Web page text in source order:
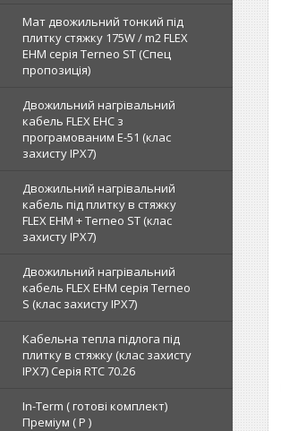
Мат двожильний тонкий під
плитку стяжку 175W / m2 FLEX
EHM серія Terneo SТ (Спец
пропозиція)
Двожильний нагрівальний
кабель FLEX EHС з
програмованим E-51 (клас
захисту IPX7)
Двожильний нагрівальний
кабель під плитку в стяжку
FLEX EHM + Terneo ST (клас
захисту IPX7)
Двожильний нагрівальний
кабель FLEX EHM серія Terneo
S (клас захисту IPX7)
Кабельна тепла підлога під
плитку в стяжку (клас захисту
IPX7) Серія RTC 70.26
In-Term ( готові комплект)
Преміум ( Р )